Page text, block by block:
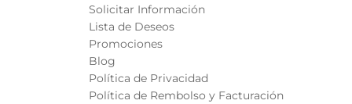
Solicitar Información
Lista de Deseos
Promociones
Blog
Política de Privacidad
Política de Rembolso y Facturación